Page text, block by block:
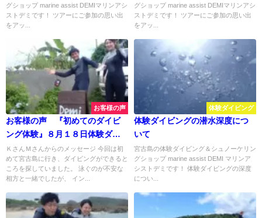
グショップ marine assist DEMIマリンアシ
ストデミです！ ツアーにご参加の思い出
をアッ...
グショップ marine assist DEMIマリンアシ
ストデミです！ ツアーにご参加の思い出
をアッ...
お客様の声
お客様の声 『初めてのダイビ
ング体験』８月１８日体験ダイ
ビングツアー！
ＫさんＭさんからのメッセージ 今回は初
めて宮古島に行き、ダイビングができると
ころを探していました。 泳ぐのが不安な
相方と一緒でしたが、 イン...
体験ダイビング
体験ダイビングの潜水深度につ
いて
宮古島の体験ダイビング＆シュノーケリン
グショップ marine assist DEMI マリンア
シストデミです！ 体験ダイビングの深度
につい...